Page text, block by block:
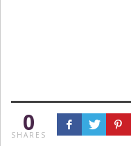
0
SHARES